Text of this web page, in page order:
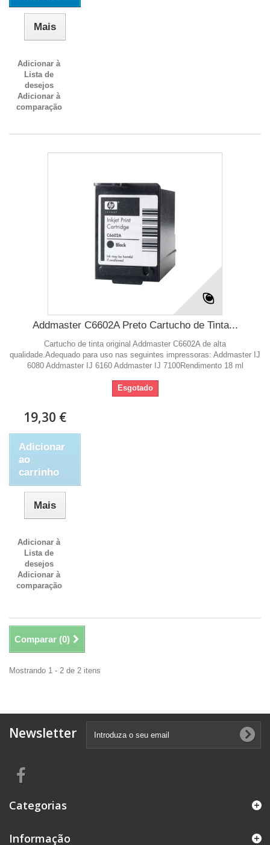
Mais
Adicionar à
Lista de
desejos
Adicionar à
comparação
Addmaster C6602A Preto Cartucho de Tinta...
Cartucho de tinta original Addmaster C6602A de alta
qualidade.Adequado para uso nas seguintes impressoras: Addmaster IJ
6080 Addmaster IJ 6160 Addmaster IJ 7100Rendimento 18 ml
Esgotado
19,30 €
Adicionar
ao
carrinho
Mais
Adicionar à
Lista de
desejos
Adicionar à
comparação
Comparar (0)
Mostrando 1 - 2 de 2 itens
Newsletter
Categorias
Informação